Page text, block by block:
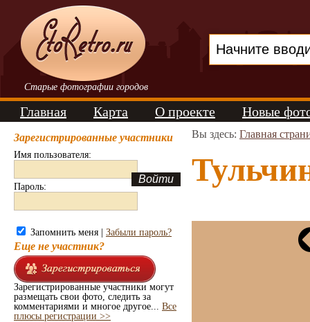
Старые фотографии городов
Главная Карта О проекте Новые
Зарегистрированные участники
Имя пользователя:
Пароль:
Запомнить меня | Забыли пароль?
Еще не участник?
Зарегистрированные участники могут
размещать свои фото, следить за
комментариями и многое другое... Все
плюсы регистрации >>
Вы здесь: Главная